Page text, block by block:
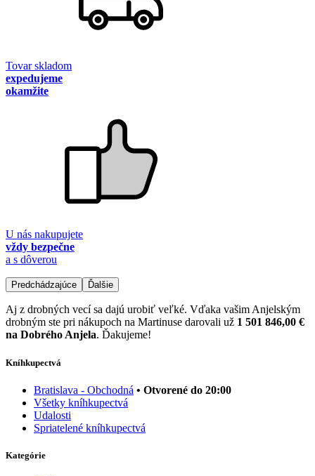
Tovar skladom
expedujeme
okamžite
U nás nakupujete
vždy bezpečne
a s dôverou
Predchádzajúce Ďalšie
Aj z drobných vecí sa dajú urobiť veľké. Vďaka vašim Anjelským
drobným ste pri nákupoch na Martinuse darovali už 1 501 846,00 €
na Dobrého Anjela. Ďakujeme!
Kníhkupectvá
Bratislava - Obchodná • Otvorené do 20:00
Všetky kníhkupectvá
Udalosti
Spriatelené kníhkupectvá
Kategórie